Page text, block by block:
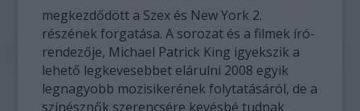
megkezdődött a Szex és New York 2.
részének forgatása. A sorozat és a filmek író-
rendezője, Michael Patrick King igyekszik a
lehető legkevesebbet elárulni 2008 egyik
legnagyobb mozisikerének folytatásáról, de a
színésznők szerencsére kevésbé tudnak